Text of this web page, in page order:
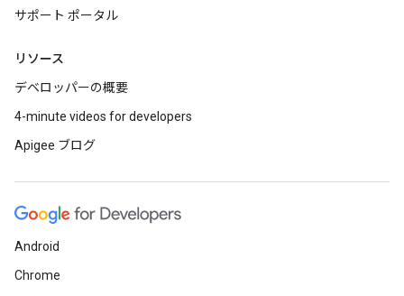
サポート ポータル
リソース
デベロッパーの概要
4-minute videos for developers
Apigee ブログ
Android
Chrome